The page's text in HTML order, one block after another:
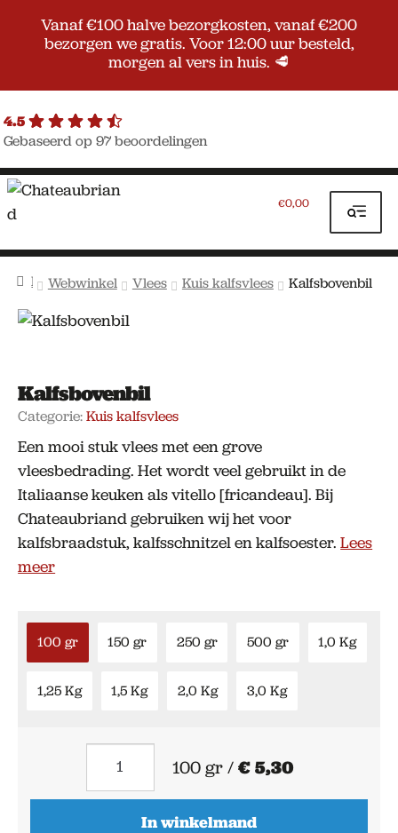
Vanaf €100 halve bezorgkosten, vanaf €200
bezorgen we gratis. Voor 12:00 uur besteld,
morgen al vers in huis. 🥩
4.5
Gebaseerd op 97 beoordelingen
Ga
door
naar
navigatie
Ga
naar
de
inhoud
€0,00
Home
Webwinkel Vlees Kuis kalfsvlees Kalfsbovenbil
Categorie:Kuis kalfsvlees
Kalfsbovenbil
Een mooi stuk vlees met een grove
vleesbedrading. Het wordt veel gebruikt in de
Italiaanse keuken als vitello [fricandeau]. Bij
Chateaubriand gebruiken wij het voor
kalfsbraadstuk, kalfsschnitzel en kalfsoester.Lees
meer
100 gr 150 gr 250 gr 500 gr 1,0 Kg
1,25 Kg 1,5 Kg 2,0 Kg 3,0 Kg
100 gr /€ 5,30
aantal
In winkelmand